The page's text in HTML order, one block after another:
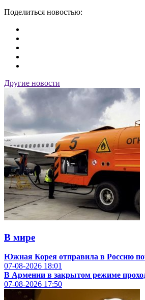
Поделиться новостью:
Другие новости
В мире
Южная Корея отправила в Россию
07-08-2026 18:01
В Армении в закрытом режиме
07-08-2026 17:50